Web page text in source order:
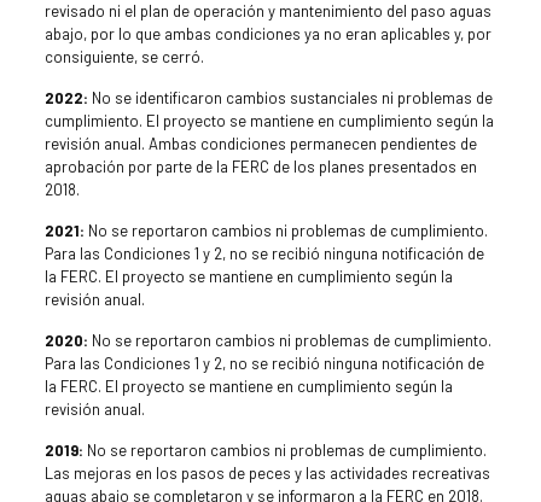
revisado ni el plan de operación y mantenimiento del paso aguas
abajo, por lo que ambas condiciones ya no eran aplicables y, por
consiguiente, se cerró.
2022: No se identificaron cambios sustanciales ni problemas de
cumplimiento. El proyecto se mantiene en cumplimiento según la
revisión anual. Ambas condiciones permanecen pendientes de
aprobación por parte de la FERC de los planes presentados en
2018.
2021: No se reportaron cambios ni problemas de cumplimiento.
Para las Condiciones 1 y 2, no se recibió ninguna notificación de
la FERC. El proyecto se mantiene en cumplimiento según la
revisión anual.
2020: No se reportaron cambios ni problemas de cumplimiento.
Para las Condiciones 1 y 2, no se recibió ninguna notificación de
la FERC. El proyecto se mantiene en cumplimiento según la
revisión anual.
2019: No se reportaron cambios ni problemas de cumplimiento.
Las mejoras en los pasos de peces y las actividades recreativas
aguas abajo se completaron y se informaron a la FERC en 2018.